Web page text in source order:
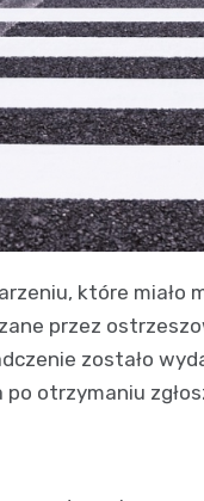
które miało
przez
zostało
otrzymaniu